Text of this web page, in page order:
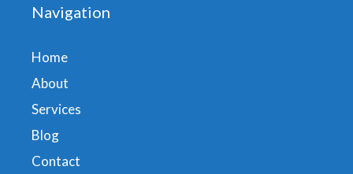
Navigation
Home
About
Services
Blog
Contact